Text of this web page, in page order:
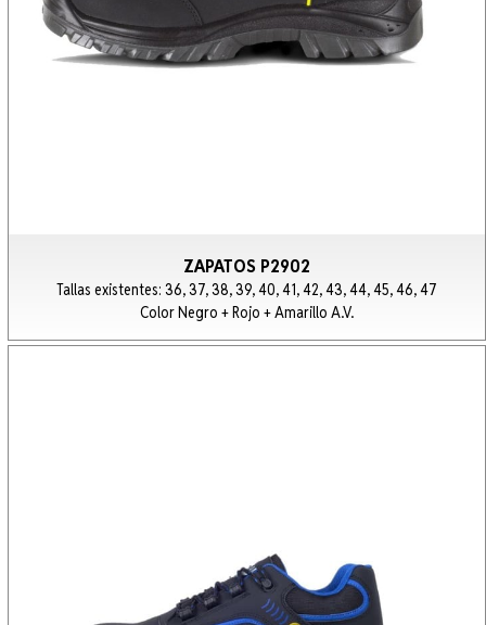
ZAPATOS P2902
Tallas existentes: 36, 37, 38, 39, 40, 41, 42, 43, 44, 45, 46, 47
Color Negro + Rojo + Amarillo A.V.